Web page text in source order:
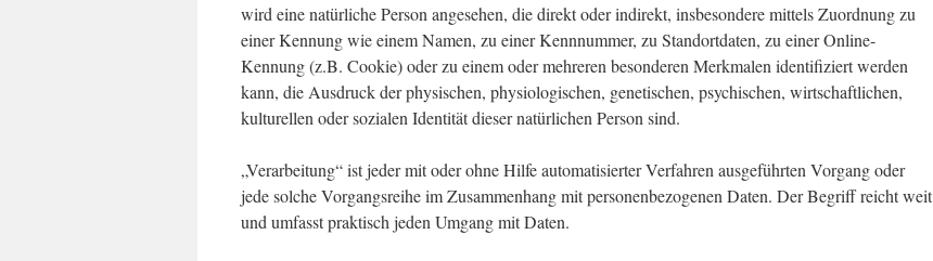
wird eine natürliche Person angesehen, die direkt oder indirekt, insbesondere mittels Zuordnung zu
einer Kennung wie einem Namen, zu einer Kennnummer, zu Standortdaten, zu einer Online-
Kennung (z.B. Cookie) oder zu einem oder mehreren besonderen Merkmalen identifiziert werden
kann, die Ausdruck der physischen, physiologischen, genetischen, psychischen, wirtschaftlichen,
kulturellen oder sozialen Identität dieser natürlichen Person sind.
„Verarbeitung“ ist jeder mit oder ohne Hilfe automatisierter Verfahren ausgeführten Vorgang oder
jede solche Vorgangsreihe im Zusammenhang mit personenbezogenen Daten. Der Begriff reicht weit
und umfasst praktisch jeden Umgang mit Daten.